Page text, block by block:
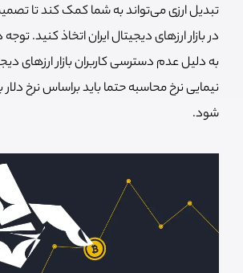
تبدیل ارزی می‌تواند به شما کمک کند تا
در بازار ارزهای دیجیتال ایران اتخاذ کنید.
به دلیل عدم دسترسی کاربران بازار ارزهای
نیمایی نرخ محاسبه حتما باید براساس نرخ دلار
شود.